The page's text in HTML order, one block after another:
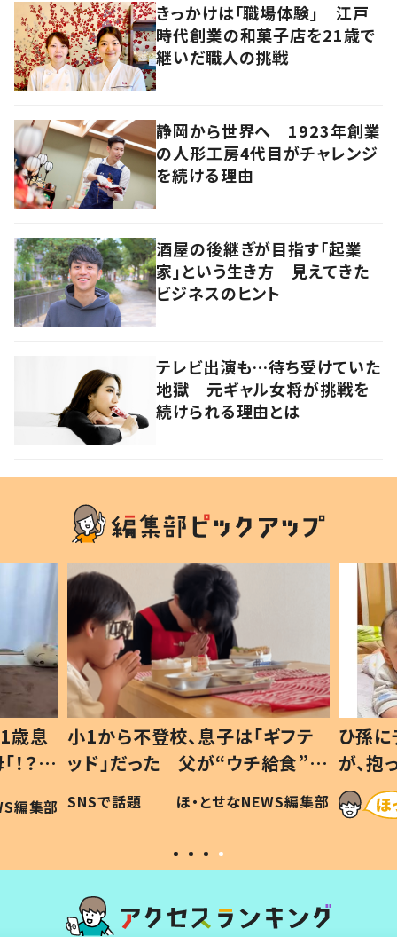
きっかけは「職場体験」 江戸
時代創業の和菓子店を21歳で
継いだ職人の挑戦
静岡から世界へ 1923年創業
の人形工房4代目がチャレンジ
を続ける理由
酒屋の後継ぎが目指す「起業
家」という生き方 見えてきた
ビジネスのヒント
テレビ出演も…待ち受けていた
地獄 元ギャル女将が挑戦を
続けられる理由とは
歳息
？」
編集部
小1から不登校、息子は「ギフテ
ッド」だった 父が“ウチ給食”を
作り続ける理由とは #令和の親
#令和の子
SNSで話題 ほ・とせなNEWS編集部
ひ孫
が、
「涙が
い」